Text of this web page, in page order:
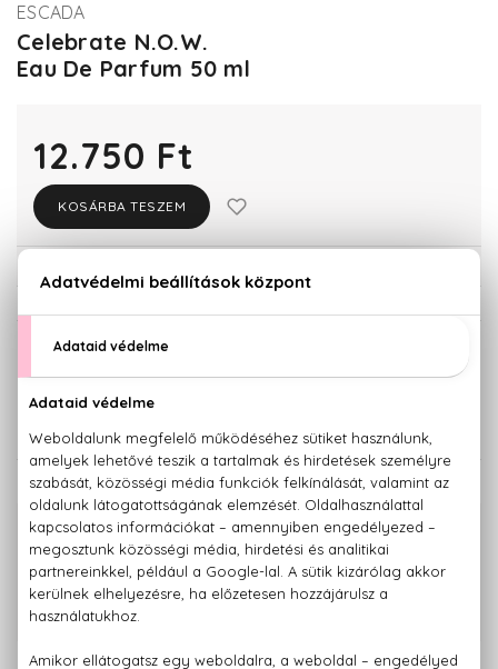
ESCADA
Celebrate N.O.W.
Eau De Parfum 50 ml
12.750 Ft
KOSÁRBA TESZEM
KISZERELÉS KIVÁLASZTÁSA
KAPCSOLÓDÓ TERMÉKEK
100% eredeti termékek,14 napos visszaküldési garanciával
Kérdésed van, elakadtál? Hívd ügyfélszolgálatunkat: +36 20
779 1926